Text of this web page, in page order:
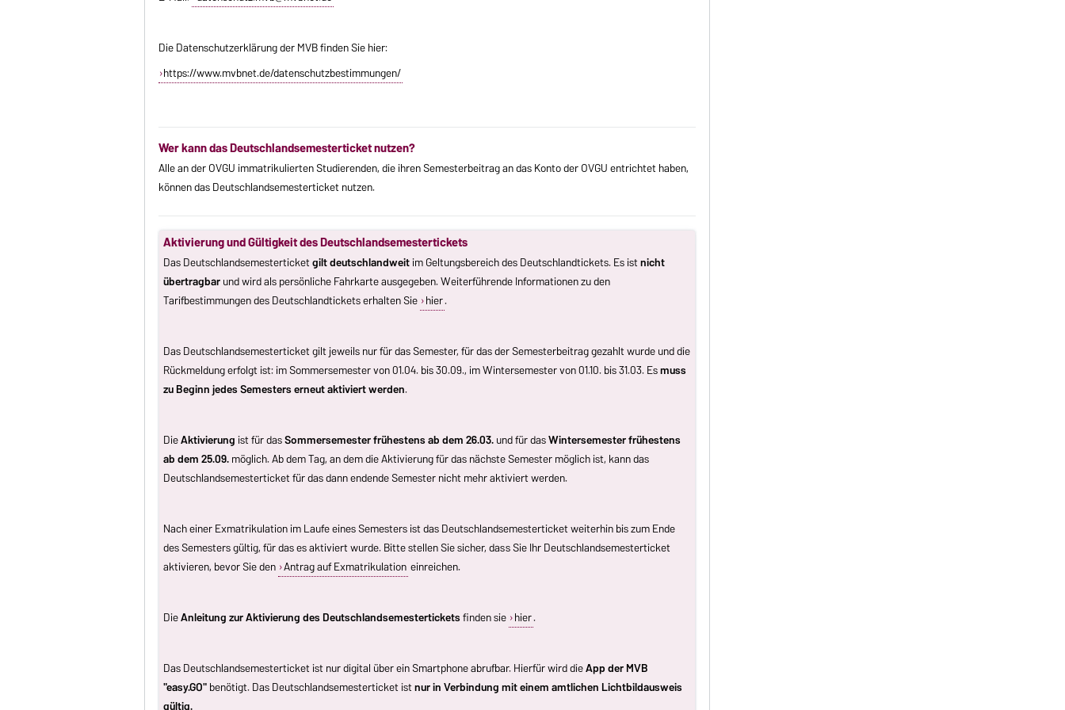
Die Datenschutzerklärung der MVB finden Sie hier:
https://www.mvbnet.de/datenschutzbestimmungen/
Wer kann das Deutschlandsemesterticket nutzen?
Alle an der OVGU immatrikulierten Studierenden, die ihren Semesterbeitrag an das Konto der OVGU entrichtet haben,
können das Deutschlandsemesterticket nutzen.
Aktivierung und Gültigkeit des Deutschlandsemestertickets
Das Deutschlandsemesterticketgilt deutschlandweitim Geltungsbereich des Deutschlandtickets. Es istnicht
übertragbarund wird als persönliche Fahrkarte ausgegeben. Weiterführende Informationen zu den
Tarifbestimmungen des Deutschlandtickets erhalten Sie hier.
Das Deutschlandsemesterticket gilt jeweils nur für das Semester, für das der Semesterbeitrag gezahlt wurde und die
Rückmeldung erfolgt ist: im Sommersemester von 01.04. bis 30.09., im Wintersemester von 01.10. bis 31.03. Esmuss
zu Beginn jedes Semesters erneut aktiviert werden.
DieAktivierungist für dasSommersemester frühestens ab dem 26.03.und für dasWintersemester frühestens
ab dem 25.09.möglich. Ab dem Tag, an dem die Aktivierung für das nächste Semester möglich ist, kann das
Deutschlandsemesterticket für das dann endende Semester nicht mehr aktiviert werden.
Nach einer Exmatrikulation im Laufe eines Semesters ist das Deutschlandsemesterticket weiterhin bis zum Ende
des Semesters gültig, für das es aktiviert wurde. Bitte stellen Sie sicher, dass Sie Ihr Deutschlandsemesterticket
aktivieren, bevor Sie den Antrag auf Exmatrikulation einreichen.
DieAnleitung zur Aktivierung des Deutschlandsemesterticketsfinden sie hier.
Das Deutschlandsemesterticket ist nur digital über ein Smartphone abrufbar. Hierfür wird dieApp der MVB
"easy.GO"benötigt. Das Deutschlandsemesterticket istnur in Verbindung mit einem amtlichen Lichtbildausweis
gültig.